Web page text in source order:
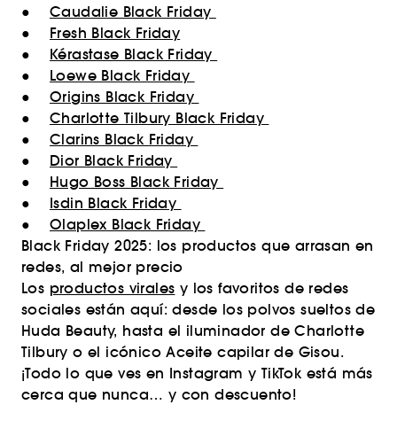
● Caudalie Black Friday
● Fresh Black Friday
● Kérastase Black Friday
● Loewe Black Friday
● Origins Black Friday
● Charlotte Tilbury Black Friday
● Clarins Black Friday
● Dior Black Friday
● Hugo Boss Black Friday
● Isdin Black Friday
● Olaplex Black Friday
Black Friday 2025: los productos que arrasan en
redes, al mejor precio
Los productos virales y los favoritos de redes
sociales están aquí: desde los polvos sueltos de
Huda Beauty, hasta el iluminador de Charlotte
Tilbury o el icónico Aceite capilar de Gisou.
¡Todo lo que ves en Instagram y TikTok está más
cerca que nunca… y con descuento!